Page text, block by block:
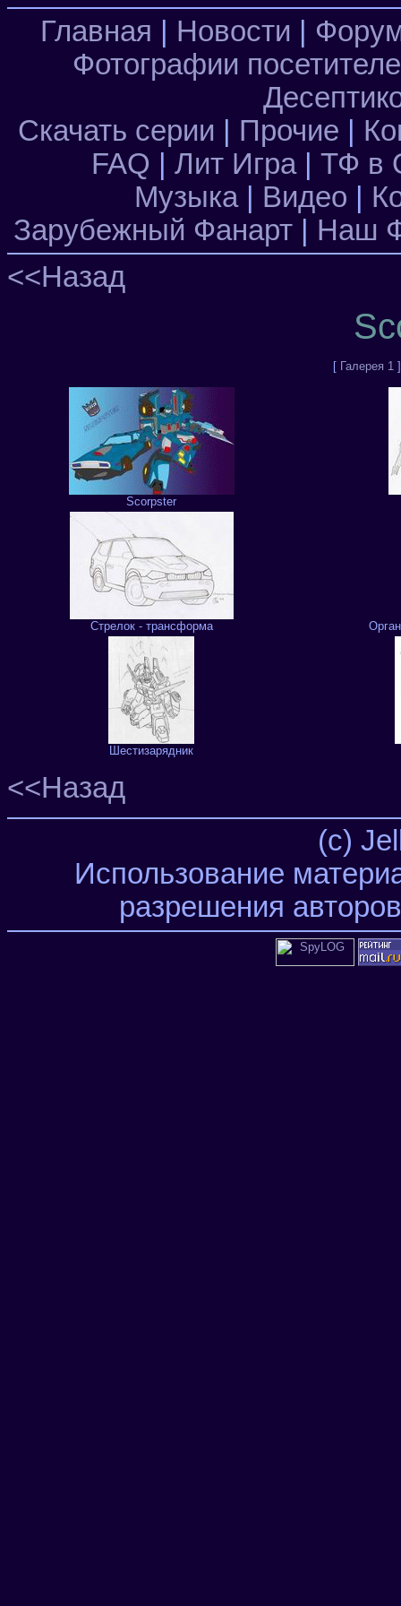
Главная Новости
Фотографии
Скачать серии
Прочие
FAQ
Лит Игра| ТФ в
Музыка| Видео
Зарубежный Фанарт
Наш
<<Назад
[ Галерея 1
Scorpster
Стрелок - трансформа
Шестизарядник
<<Назад
(c)
Использование
разрешения